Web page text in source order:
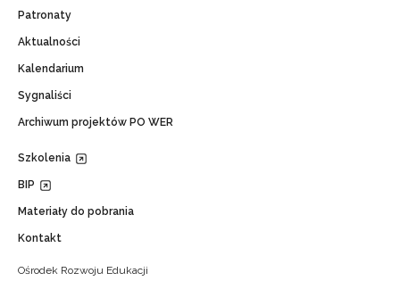
Patronaty
Aktualności
Kalendarium
Sygnaliści
Archiwum projektów PO WER
Szkolenia
BIP
Materiały do pobrania
Kontakt
Ośrodek Rozwoju Edukacji